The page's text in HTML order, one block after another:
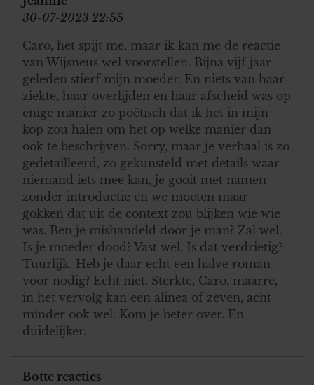
30-07-2023 22:55
Caro, het spijt me, maar ik kan me de reactie
van Wijsneus wel voorstellen. Bijna vijf jaar
geleden stierf mijn moeder. En niets van haar
ziekte, haar overlijden en haar afscheid was op
enige manier zo poëtisch dat ik het in mijn
kop zou halen om het op welke manier dan
ook te beschrijven. Sorry, maar je verhaal is zo
gedetailleerd, zo gekunsteld met details waar
niemand iets mee kan, je gooit met namen
zonder introductie en we moeten maar
gokken dat uit de context zou blijken wie wie
was. Ben je mishandeld door je man? Zal wel.
Is je moeder dood? Vast wel. Is dat verdrietig?
Tuurlijk. Heb je daar echt een halve roman
voor nodig? Echt niet. Sterkte, Caro, maarre,
in het vervolg kan een alinea of zeven, acht
minder ook wel. Kom je beter over. En
duidelijker.
Botte reacties